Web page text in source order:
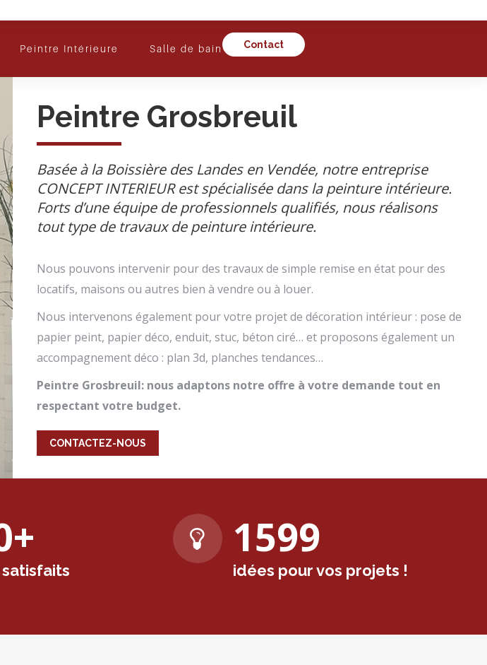
Peintre Intérieure Salle de bain Contact
Peintre Grosbreuil
Basée à la Boissière des Landes en Vendée, notre entreprise
CONCEPT INTERIEUR est spécialisée dans la peinture intérieure.
Forts d’une équipe de professionnels qualifiés, nous réalisons
tout type de travaux de peinture intérieure.
Nous pouvons intervenir pour des travaux de simple remise en état pour des
locatifs, maisons ou autres bien à vendre ou à louer.
Nous intervenons également pour votre projet de décoration intérieur : pose de
papier peint, papier déco, enduit, stuc, béton ciré… et proposons également un
accompagnement déco : plan 3d, planches tendances…
Peintre Grosbreuil: nous adaptons notre offre à votre demande tout en
respectant votre budget.
CONTACTEZ-NOUS
+ 1600
idées pour vos projets !